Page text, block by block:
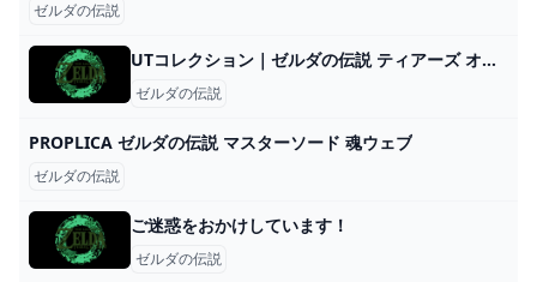
ゼルダの伝説
UTコレクション｜ゼルダの伝説 ティアーズ オブ ザ キングダム｜MEN（メンズ）
ゼルダの伝説
PROPLICA ゼルダの伝説 マスターソード 魂ウェブ
ゼルダの伝説
ご迷惑をおかけしています！
ゼルダの伝説